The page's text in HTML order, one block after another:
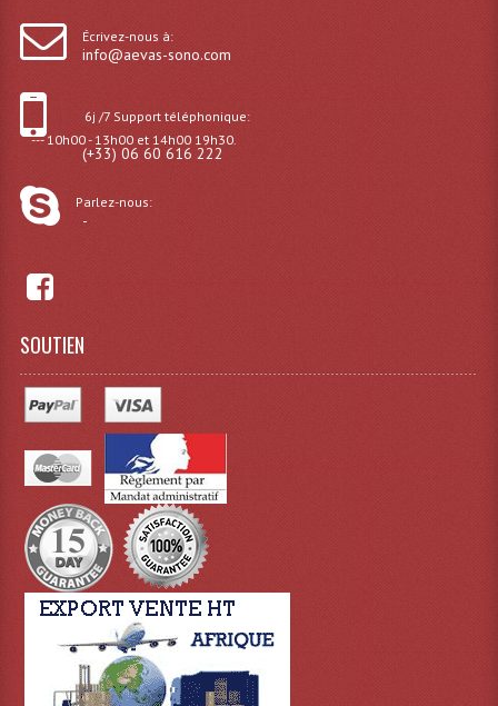
Structure Et Angles Quatro Deco
Structures Carrées
Flight Case Régie
Flight Cases Platine Disque. Lecteurs CD
Flight Malettes Consoles T. Mixages
Flight-Case CDs Et Disques Vinyls
Flight-Case Pour Contrôleur DJ
Flight-Case Pour La Lumière
Malle Flight Multi-Usage
Meubles DJ
Écrivez-nous à:
info@aevas-sono.com
6j /7 Support téléphonique:
--- 10h00 - 13h00 et 14h00 19h30.
(+33) 06 60 616 222
Parlez-nous:
-
SOUTIEN